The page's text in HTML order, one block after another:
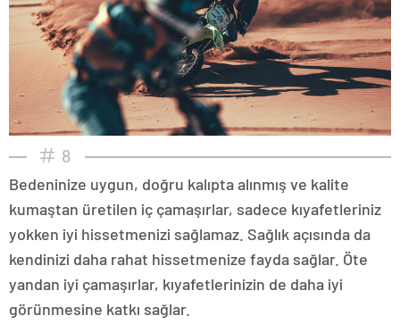
8
Bedeninize uygun, doğru kalıpta alınmış ve kalite
kumaştan üretilen iç çamaşırlar, sadece kıyafetleriniz
yokken iyi hissetmenizi sağlamaz. Sağlık açısında da
kendinizi daha rahat hissetmenize fayda sağlar. Öte
yandan iyi çamaşırlar, kıyafetlerinizin de daha iyi
görünmesine katkı sağlar.